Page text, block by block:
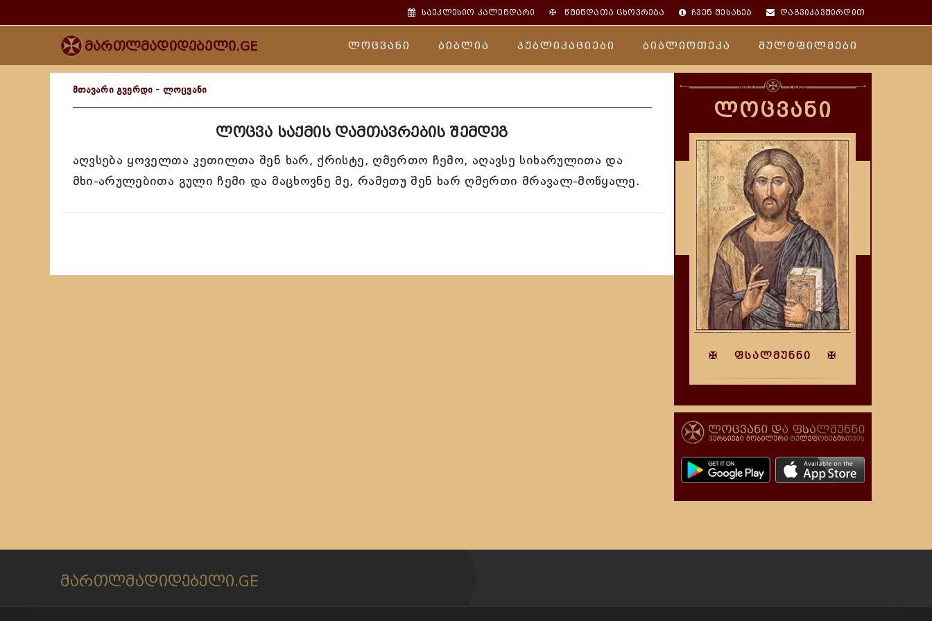
საეკლესიო კალენდარი ✠წმინდათა ცხოვრება ჩვენ შესახებ დაგვიკავშირდით
მართლმადიდებელი.GE ლოცვანი ბიბლია პუბლიკაციები ბიბლიოთეკა მულტფილმები
მთავარი გვერდი - ლოცვანი
ლოცვა საქმის დამთავრების შემდეგ
აღვსება ყოველთა კეთილთა შენ ხარ, ქრისტე, ღმერთო ჩემო, აღავსე სიხარულითა და
მხი-არულებითა გული ჩემი და მაცხოვნე მე, რამეთუ შენ ხარ ღმერთი მრავალ-მოწყალე.
ლოცვანი
✠ ფსალმუნნი ✠
მართლმადიდებელი.GE